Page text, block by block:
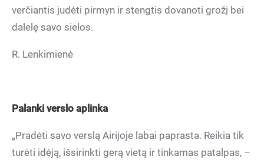
verčiantis judėti pirmyn ir stengtis dovanoti grožį bei
dalelę savo sielos.
R. Lenkimienė
Palanki verslo aplinka
„Pradėti savo verslą Airijoje labai paprasta. Reikia tik
turėti idėją, išsirinkti gerą vietą ir tinkamas patalpas, –